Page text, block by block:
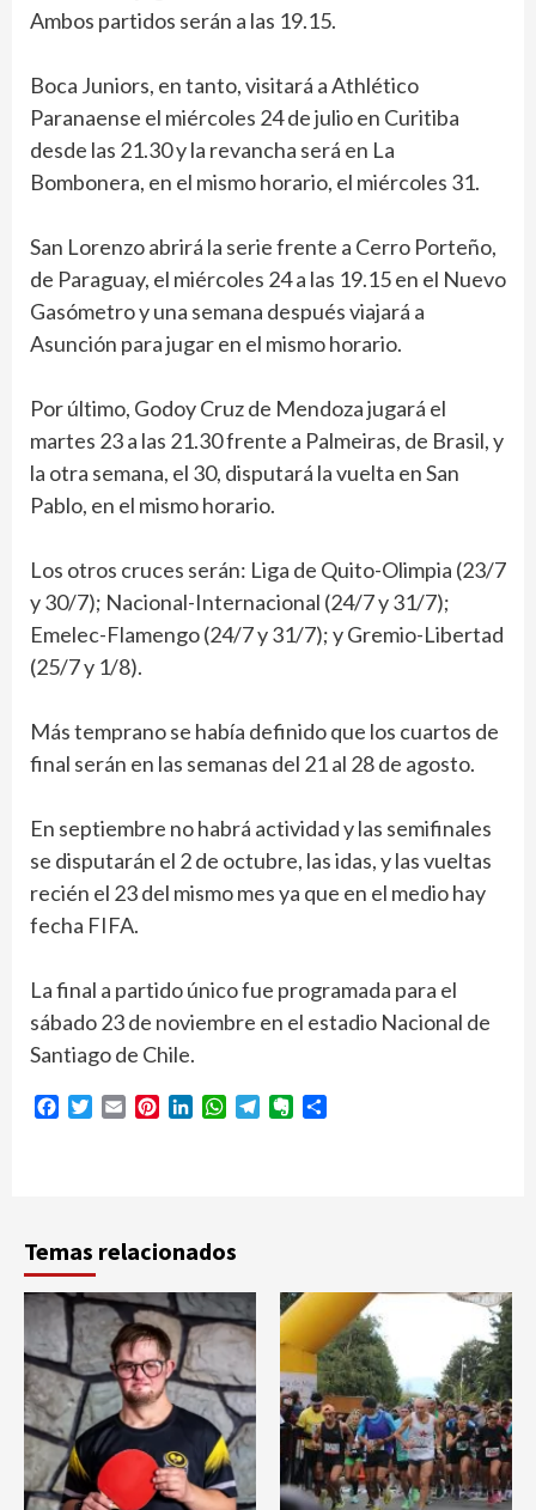
Ambos partidos serán a las 19.15.
Boca Juniors, en tanto, visitará a Athlético
Paranaense el miércoles 24 de julio en Curitiba
desde las 21.30 y la revancha será en La
Bombonera, en el mismo horario, el miércoles 31.
San Lorenzo abrirá la serie frente a Cerro Porteño,
de Paraguay, el miércoles 24 a las 19.15 en el Nuevo
Gasómetro y una semana después viajará a
Asunción para jugar en el mismo horario.
Por último, Godoy Cruz de Mendoza jugará el
martes 23 a las 21.30 frente a Palmeiras, de Brasil, y
la otra semana, el 30, disputará la vuelta en San
Pablo, en el mismo horario.
Los otros cruces serán: Liga de Quito-Olimpia (23/7
y 30/7); Nacional-Internacional (24/7 y 31/7);
Emelec-Flamengo (24/7 y 31/7); y Gremio-Libertad
(25/7 y 1/8).
Más temprano se había definido que los cuartos de
final serán en las semanas del 21 al 28 de agosto.
En septiembre no habrá actividad y las semifinales
se disputarán el 2 de octubre, las idas, y las vueltas
recién el 23 del mismo mes ya que en el medio hay
fecha FIFA.
La final a partido único fue programada para el
sábado 23 de noviembre en el estadio Nacional de
Santiago de Chile.
Facebook
Twitter
Email PinterestLinkedInWhatsApp
TelegramEvernote
Temas relacionados